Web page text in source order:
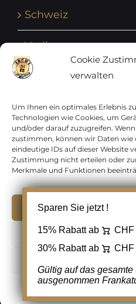
Cookie
verwalten
Um Ihnen ein optimales Erlebnis
Technologien wie Cookies, um
und/oder darauf zuzugreifen.
zustimmen, können wir Daten wie
eindeutige IDs auf dieser Website
Zustimmung nicht erteilen oder
Merkmale und Funktionen
Schweiz
Vatikan
Vereinte Nationen
Vorphilatelie
Zensurbelege
Zensurbelege
Copyright 2012 - 2024
Reserved |
PCI
Sparen Sie jetzt !
15% Rabatt ab CHF
30% Rabatt ab
CHF
Gültig auf das gesamte
ausgenommen